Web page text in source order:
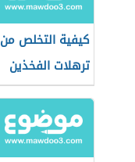
كيفية التخلص من
ترهلات الفخذين